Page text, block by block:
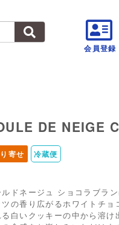
会員登録
DE NEIGE
寄せ 冷蔵便
ルドネージュ ショコラブラン
の香り広がるホワイトチョ
る白いクッキーの中から溶け